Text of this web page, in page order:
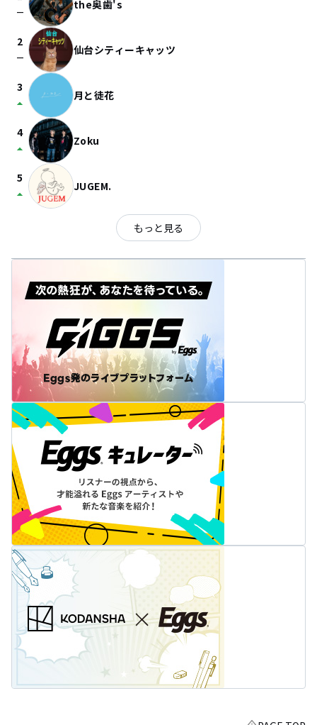
check_indeterminate_small the奥歯's
2
check_indeterminate_small 仙台シティーキャッツ
3
arrow_drop_up 月と徒花
4
arrow_drop_up Zoku
5
arrow_drop_up JUGEM.
もっと見る